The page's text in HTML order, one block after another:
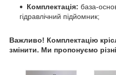
Комплектація: база-
гідравлічний підйомник;
Важливо! Комплектацію
змінити. Ми пропонуємо